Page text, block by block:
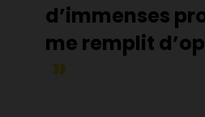
d’immenses
me remplit